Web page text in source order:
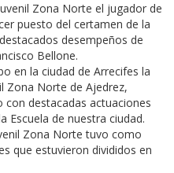
Zona Norte el jugador de
puesto del certamen de la
desempeños de
Bellone.
en la ciudad de Arrecifes la
Zona Norte de Ajedrez,
destacadas actuaciones
Escuela de nuestra ciudad.
Zona Norte tuvo como
que estuvieron divididos en